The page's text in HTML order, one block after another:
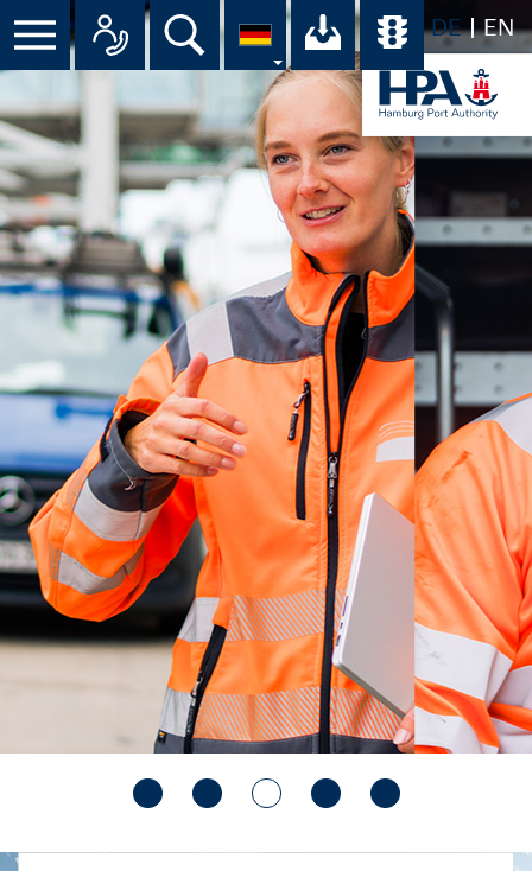
DE EN
Suche Ihr Download-